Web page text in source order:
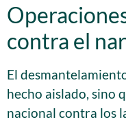
contra el
El
hecho aislado, sino
nacional contra los